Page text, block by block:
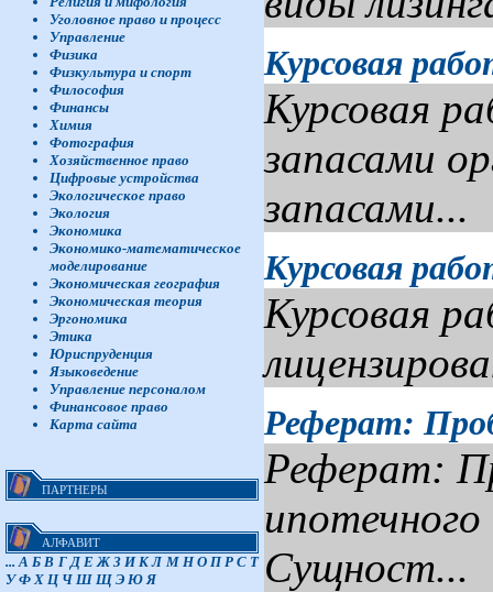
Уголовное право и процесс
Управление
Физика
Физкультура и спорт
Философия
Финансы
Химия
Фотография
Хозяйственное право
Цифровые устройства
Экологическое право
Экология
Экономика
Экономико-математическое
моделирование
Экономическая география
Экономическая теория
Эргономика
Этика
Юриспруденция
Языковедение
Управление персоналом
Финансовое право
Карта сайта
ПАРТНЕРЫ
АЛФАВИТ
... А Б В Г Д Е Ж З И К Л М Н О П Р С Т
У Ф Х Ц Ч Ш Щ Э Ю Я
Курсовая
Курсовая
запасами
запасами...
Курсовая
Курсовая
Реферат:
Реферат:
Сущност...